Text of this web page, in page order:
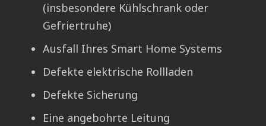
(insbesondere Kühlschrank oder
Gefriertruhe)
Ausfall Ihres Smart Home Systems
Defekte elektrische Rollladen
Defekte Sicherung
Eine angebohrte Leitung